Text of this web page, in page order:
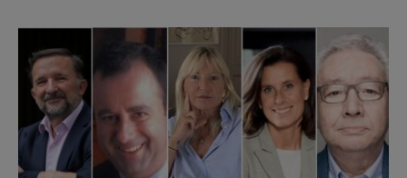
entrada